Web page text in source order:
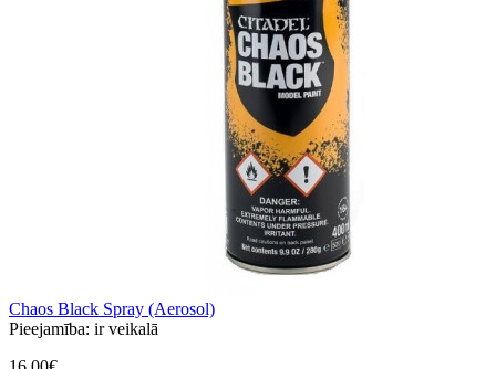
Chaos Black Spray (Aerosol)
Pieejamība: ir veikalā